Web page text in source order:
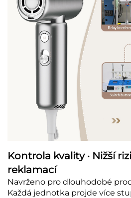
Kontrola kvality · Nižší
reklamací
Navrženo pro dlouhodobé
Každá jednotka projde více